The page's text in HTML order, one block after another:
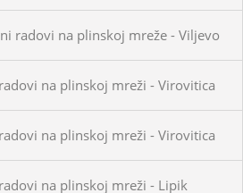
radovi na plinskoj mreže - Viljevo
na plinskoj mreži - Virovitica
na plinskoj mreži - Virovitica
na plinskoj mreži - Lipik